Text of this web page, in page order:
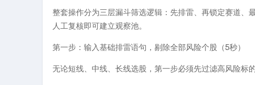
整套操作分为三层漏斗筛选逻辑：先排雷、再锁定赛道
人工复核即可建立观察池。
第一步：输入基础排雷语句，剔除全部风险个股（5秒）
无论短线、中线、长线选股，第一步必须先过滤高风险标